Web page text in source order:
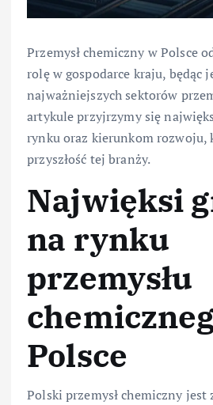
Przemysł chemiczny w Polsce
rolę w gospodarce kraju, będąc
najważniejszych sektorów
artykule przyjrzymy się
rynku oraz kierunkom rozwoju,
przyszłość tej branży.
Najwięksi
na rynku
przemysłu
Polsce
Polski przemysł chemiczny